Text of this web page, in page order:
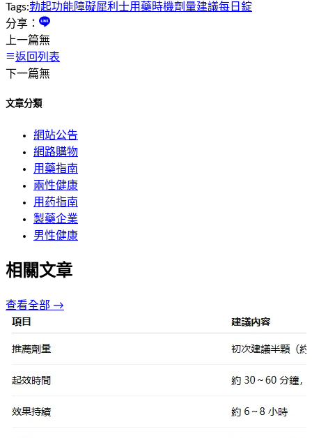
Tags:勃起功能障礙犀利士用藥時機劑量建議每日錠
分享：
上一篇無
返回列表
下一篇無
文章分類
網站公告
網路購物
用藥指南
兩性健康
用药指南
製藥企業
男性健康
相關文章
查看全部 →